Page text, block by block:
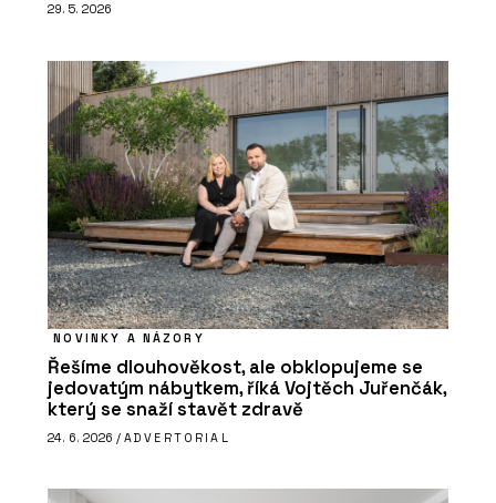
29. 5. 2026
NOVINKY A NÁZORY
Řešíme dlouhověkost, ale obklopujeme se
jedovatým nábytkem, říká Vojtěch Juřenčák,
který se snaží stavět zdravě
24. 6. 2026 / ADVERTORIAL